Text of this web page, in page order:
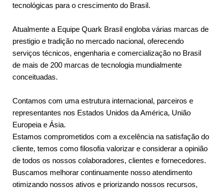
tecnológicas para o crescimento do Brasil.
Atualmente a Equipe Quark Brasil engloba várias marcas de
prestigio e tradição no mercado nacional, oferecendo
serviços técnicos, engenharia e comercialização no Brasil
de mais de 200 marcas de tecnologia mundialmente
conceituadas.
Contamos com uma estrutura internacional, parceiros e
representantes nos Estados Unidos da América, União
Europeia e Ásia.
Estamos comprometidos com a excelência na satisfação do
cliente, temos como filosofia valorizar e considerar a opinião
de todos os nossos colaboradores, clientes e fornecedores.
Buscamos melhorar continuamente nosso atendimento
otimizando nossos ativos e priorizando nossos recursos,